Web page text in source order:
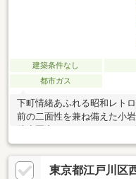
建築条件なし
都市ガス
下町情緒あふれる昭和レト
前の二面性を兼ね備えた小
徒歩圏内の397.70㎡（
ト用地や事業用地としても
カーで建てられますよ♪◆確
費用負担が少なく、すぐに
東京都江戸川区